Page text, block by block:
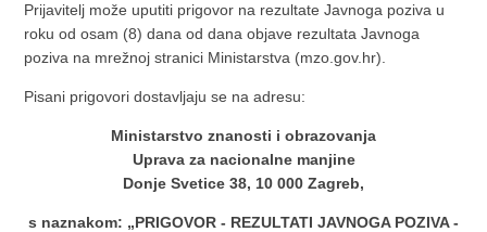
Prijavitelj može uputiti prigovor na rezultate Javnoga poziva u
roku od osam (8) dana od dana objave rezultata Javnoga
poziva na mrežnoj stranici Ministarstva (mzo.gov.hr).
Pisani prigovori dostavljaju se na adresu:
Ministarstvo znanosti i obrazovanja
Uprava za nacionalne manjine
Donje Svetice 38, 10 000 Zagreb,
s naznakom: „PRIGOVOR - REZULTATI JAVNOGA POZIVA -